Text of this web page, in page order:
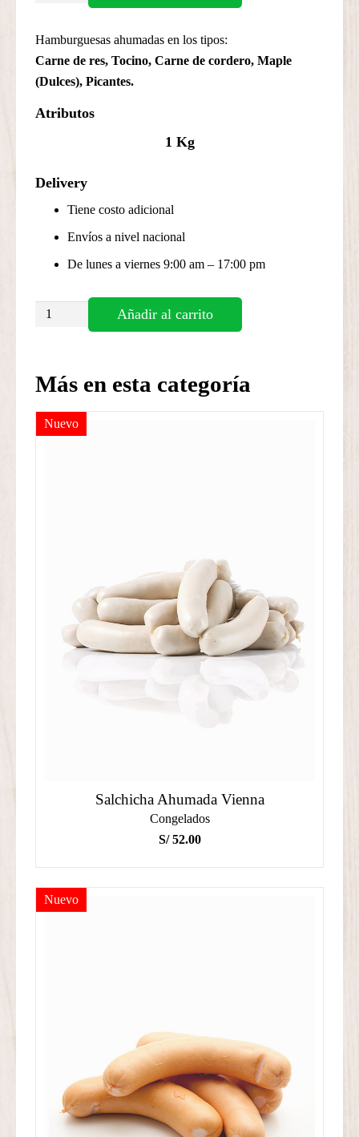
Hamburguesas
cantidad
Hamburguesas ahumadas en los tipos:
Carne de res, Tocino, Carne de cordero, Maple
(Dulces), Picantes.
Atributos
1 Kg
Delivery
Tiene costo adicional
Envíos a nivel nacional
De lunes a viernes 9:00 am – 17:00 pm
Mini
Hamburguesas
kg.)
cantidad
Añadir al carrito
Más en esta categoría
Salchicha Ahumada Vienna
Congelados
S/52.00
Nuevo
Nuevo